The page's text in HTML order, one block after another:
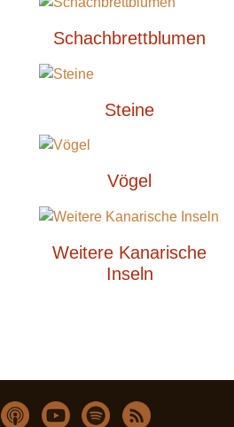
Schachbrettblumen
Steine
Vögel
Weitere Kanarische
Inseln